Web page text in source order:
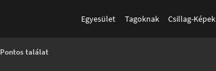
Egyesület Tagoknak Csillag-Képek
Pontos találat